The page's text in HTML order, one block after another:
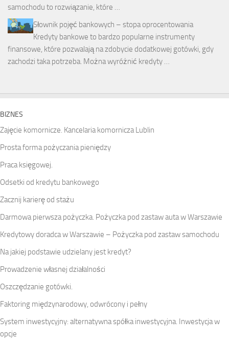
samochodu to rozwiązanie, które …
Słownik pojęć bankowych – stopa oprocentowania
Kredyty bankowe to bardzo popularne instrumenty
finansowe, które pozwalają na zdobycie dodatkowej gotówki, gdy
zachodzi taka potrzeba. Można wyróżnić kredyty …
BIZNES
Zajęcie komornicze. Kancelaria komornicza Lublin
Prosta forma pożyczania pieniędzy
Praca księgowej.
Odsetki od kredytu bankowego
Zacznij karierę od stażu
Darmowa pierwsza pożyczka. Pożyczka pod zastaw auta w Warszawie
Kredytowy doradca w Warszawie – Pożyczka pod zastaw samochodu
Na jakiej podstawie udzielany jest kredyt?
Prowadzenie własnej działalności
Oszczędzanie gotówki.
Faktoring międzynarodowy, odwrócony i pełny
System inwestycyjny: alternatywna spółka inwestycyjna. Inwestycja w
opcje